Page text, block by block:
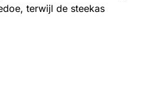
terwijl de steekas